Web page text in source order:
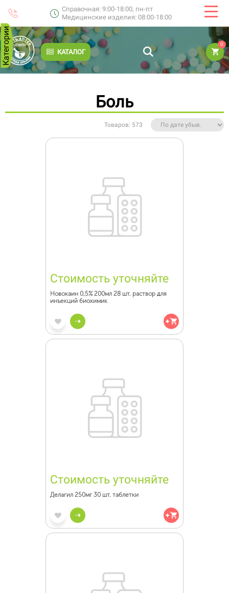
Справочная: 9:00-18:00, пн-пт
Медицинские изделия: 08:00-18:00
КАТАЛОГ
0
Категории
Боль
Товаров: 573
Стоимость уточняйте
Новокаин 0,5% 200мл 28 шт. раствор для
инъекций биохимик
Стоимость уточняйте
Делагил 250мг 30 шт. таблетки